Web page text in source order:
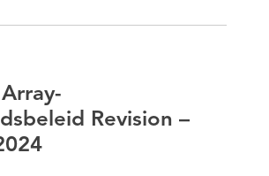
Revision –